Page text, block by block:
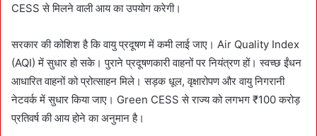
CESS से मिलने वाली आय का उपयोग करेगी।
सरकार की कोशिश है कि वायु प्रदूषण में कमी लाई जाए। Air Quality Index
(AQI) में सुधार हो सके। पुराने प्रदूषणकारी वाहनों पर नियंत्रण हों। स्वच्छ ईंधन
आधारित वाहनों को प्रोत्साहन मिले। सड़क धूल, वृक्षारोपण और वायु निगरानी
नेटवर्क में सुधार किया जाए। Green CESS से राज्य को लगभग ₹100 करोड़
प्रतिवर्ष की आय होने का अनुमान है।